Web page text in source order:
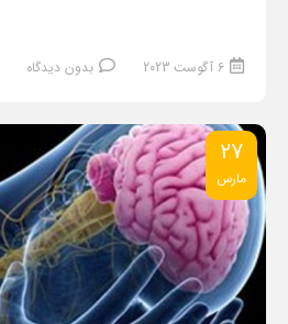
6 آگوست 2023 بدون دیدگاه
27
مارس